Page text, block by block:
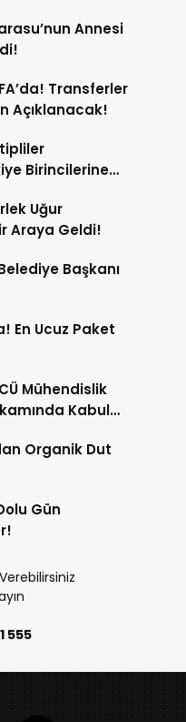
Annesi
Transferler
Açıklanacak!
Birincilerine
Uğur
Araya Geldi!
Başkanı
En Ucuz Paket
Mühendislik
Kabul
Organik Dut
Gün
555